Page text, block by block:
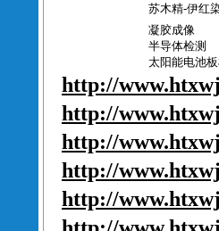
苏木精-伊红
凝胶成像
半导体检测
太阳能电池
http://
http://
http://
http://
http://